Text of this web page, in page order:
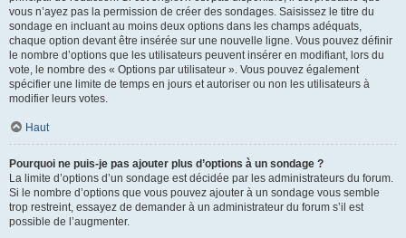
vous n’ayez pas la permission de créer des sondages. Saisissez le titre du
sondage en incluant au moins deux options dans les champs adéquats,
chaque option devant être insérée sur une nouvelle ligne. Vous pouvez définir
le nombre d’options que les utilisateurs peuvent insérer en modifiant, lors du
vote, le nombre des « Options par utilisateur ». Vous pouvez également
spécifier une limite de temps en jours et autoriser ou non les utilisateurs à
modifier leurs votes.
Haut
Pourquoi ne puis-je pas ajouter plus d’options à un sondage ?
La limite d’options d’un sondage est décidée par les administrateurs du forum.
Si le nombre d’options que vous pouvez ajouter à un sondage vous semble
trop restreint, essayez de demander à un administrateur du forum s’il est
possible de l’augmenter.